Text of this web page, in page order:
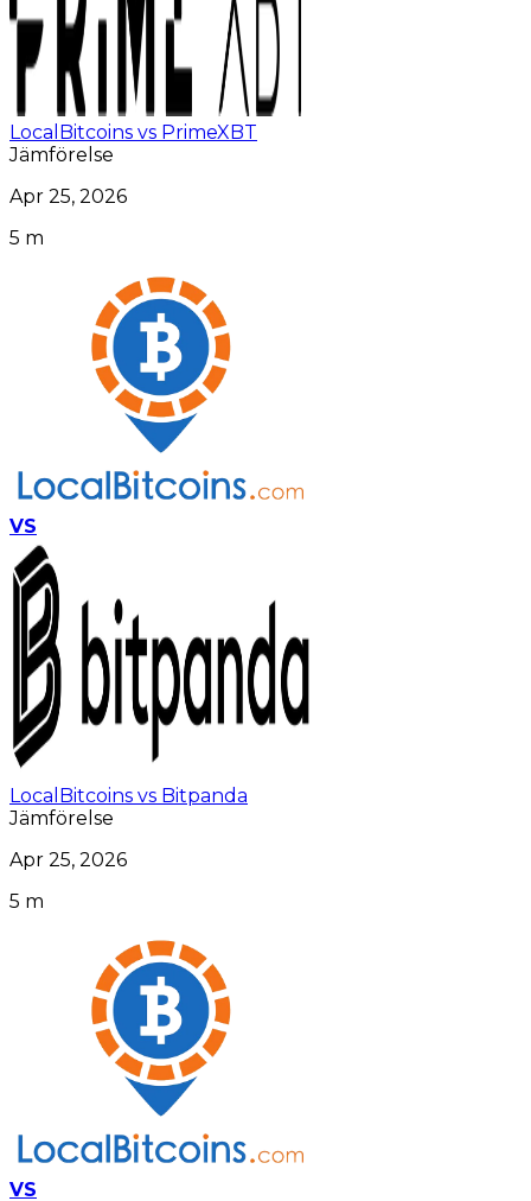
LocalBitcoins vs PrimeXBT
Jämförelse
Apr 25, 2026
5 m
VS
LocalBitcoins vs Bitpanda
Jämförelse
Apr 25, 2026
5 m
VS